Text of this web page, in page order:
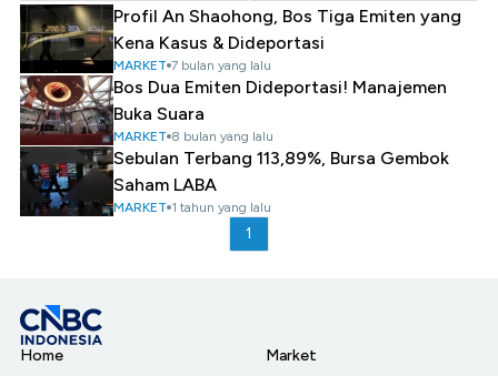
Profil An Shaohong, Bos Tiga Emiten yang
Kena Kasus & Dideportasi
MARKET 7 bulan yang lalu
Bos Dua Emiten Dideportasi! Manajemen
Buka Suara
MARKET 8 bulan yang lalu
Sebulan Terbang 113,89%, Bursa Gembok
Saham LABA
MARKET 1 tahun yang lalu
1
Home
Market